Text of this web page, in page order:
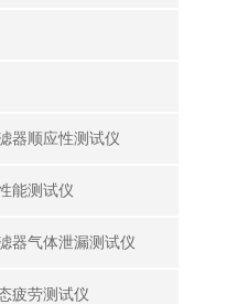
器顺应性测试仪
能测试仪
器气体泄漏测试仪
疲劳测试仪